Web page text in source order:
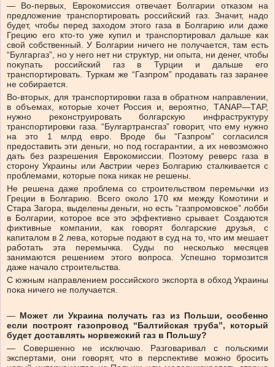
— Во-первых, Еврокомиссия отвечает Болгарии отказом на
предложение транспортировать российский газ. Значит, надо
будет, чтобы перед заходом этого газа в Болгарию или даже
Грецию его кто-то уже купил и транспортировал дальше как
свой собственный. У Болгарии ничего не получается, там есть
“Булгаргаз”, но у него нет ни структур, ни опыта, ни денег, чтобы
покупать российский газ в Турции и дальше его
транспортировать. Туркам же “Газпром” продавать газ заранее
не собирается.
Во-вторых, для транспортировки газа в обратном направлении,
в объемах, которые хочет Россия и, вероятно, ТANAP—ТАP,
нужно реконструировать болгарскую инфраструктуру
транспортировки газа. “Булгартрансгаз” говорит, что ему нужно
на это 1 млрд евро. Вроде бы “Газпром” согласился
предоставить эти деньги, но под госгарантии, а их невозможно
дать без разрешения Еврокомиссии. Поэтому реверс газа в
сторону Украины или Австрии через Болгарию сталкивается с
проблемами, которые пока никак не решены.
Не решена даже проблема со строительством перемычки из
Греции в Болгарию. Всего около 170 км между Комотини и
Стара Загора, выделены деньги, но есть “газпромовское” лобби
в Болгарии, которое все это эффективно срывает. Создаются
фиктивные компании, как говорят болгарские друзья, с
капиталом в 2 лева, которые подают в суд на то, что им мешает
работать эта перемычка. Суды по несколько месяцев
занимаются решением этого вопроса. Успешно тормозится
даже начало строительства.
С южным направлением российского экспорта в обход Украины
пока ничего не получается.
— Может ли Украина получать газ из Польши, особенно
если построят газопровод “Балтийская труба”, который
будет доставлять норвежский газ в Польшу?
— Совершенно не исключаю. Разговаривал с польскими
экспертами, они говорят, что в перспективе можно бросить